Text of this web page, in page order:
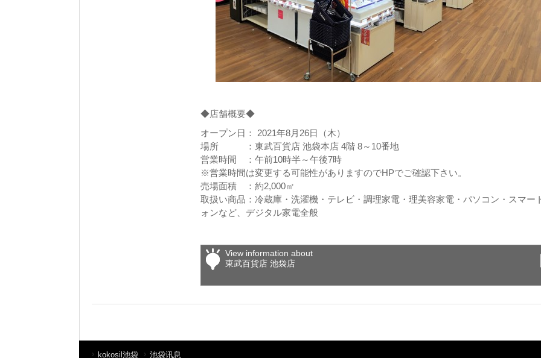
◆店舗概要◆
オープン日： 2021年8月26日（木）
場所 ：東武百貨店 池袋本店 4階 8～10番地
営業時間 ：午前10時半～午後7時
※営業時間は変更する可能性がありますのでHPでご確認下さい。
売場面積 ：約2,000㎡
取扱い商品：冷蔵庫・洗濯機・テレビ・調理家電・理美容家電・パソコン・スマー
ォンなど、デジタル家電全般
View information about
東武百貨店 池袋店
kokosil池袋 池袋讯息